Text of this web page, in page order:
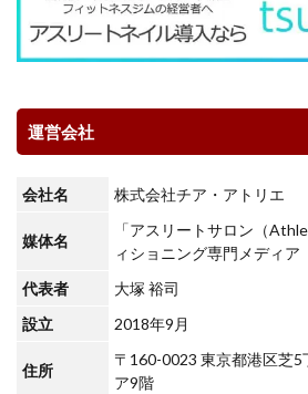
運営会社
会社名 株式会社チア・アトリエ
媒体名
「アスリートサロン（
ィショニング専門メディア
代表者
大塚 裕司
設立
2018年9月
住所
〒160-0023 東京都港区芝
ア9階